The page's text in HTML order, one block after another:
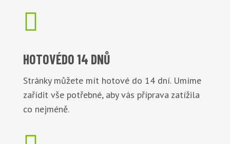

HOTOVÉDO 14 DNŮ
Stránky můžete mít hotové do 14 dní. Umíme
zařídit vše potřebné, aby vás příprava zatížila
co nejméně.